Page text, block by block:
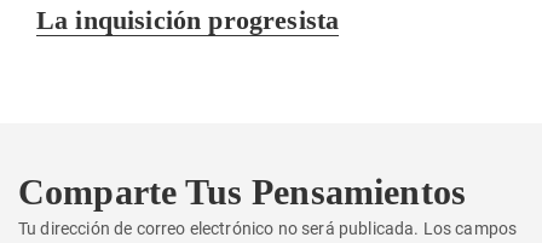
Entrada
La inquisición progresista
Comparte Tus Pensamientos
Tu dirección de correo electrónico no será publicada. Los campos